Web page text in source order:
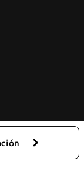
los derechos